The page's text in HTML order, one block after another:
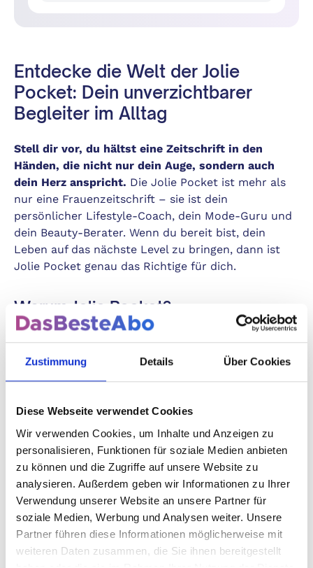
Zustimmung Details Über Cookies
Diese Webseite verwendet Cookies
Wir verwenden Cookies, um Inhalte und Anzeigen zu
personalisieren, Funktionen für soziale Medien anbieten
zu können und die Zugriffe auf unsere Website zu
analysieren. Außerdem geben wir Informationen zu Ihrer
Verwendung unserer Website an unsere Partner für
soziale Medien, Werbung und Analysen weiter. Unsere
Partner führen diese Informationen möglicherweise mit
weiteren Daten zusammen, die Sie ihnen bereitgestellt
Entdecke die Welt der Jolie
Pocket: Dein unverzichtbarer
Begleiter im Alltag
Stell dir vor, du hältst eine Zeitschrift in den
Händen, die nicht nur dein Auge, sondern auch
dein Herz anspricht. Die Jolie Pocket ist mehr als
nur eine Frauenzeitschrift – sie ist dein
persönlicher Lifestyle-Coach, dein Mode-Guru und
dein Beauty-Berater. Wenn du bereit bist, dein
Leben auf das nächste Level zu bringen, dann ist
Jolie Pocket genau das Richtige für dich.
Warum Jolie Pocket?
Die Jolie Pocket ist speziell für die moderne Frau
gemacht, die ein abwechslungsreiches, spannendes
Briefkasten – randvoll mit inspirierenden Inhalten
Beauty.Warum solltest du nicht das Beste vom
Besten genießen?
Exklusive Trends & Modetipps
Bleibe immer einen Schritt voraus. Mit Jolie Pocket
verpasst du niemals die neuesten Modetrends und